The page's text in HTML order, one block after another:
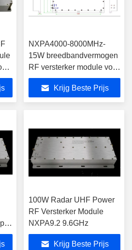
NXPA4000-8000MHz-
15W breedbandvermogen
RF versterker module voor
communicatiesysteem
Krijg Beste Prijs
100W Radar UHF Power
RF Versterker Module
NXPA9.2 9.6GHz
Krijg Beste Prijs